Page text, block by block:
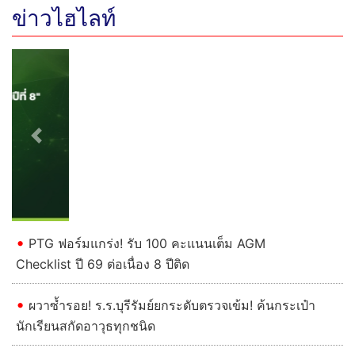
ข่าวไฮไลท์
Previous
PTG ฟอร์มแกร่ง! รับ 100 คะแนนเต็ม AGM
Checklist ปี 69 ต่อเนื่อง 8 ปีติด
ผวาซ้ำรอย! ร.ร.บุรีรัมย์ยกระดับตรวจเข้ม! ค้นกระเป๋า
นักเรียนสกัดอาวุธทุกชนิด